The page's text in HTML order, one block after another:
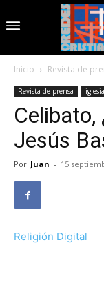
Inicio Revista de
Revista de prensa
Jesús
Por Juan - 15
Religión Digital